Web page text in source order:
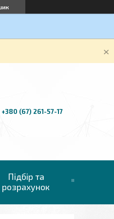
+380 (67) 261-57-17
Підбір та
розрахунок